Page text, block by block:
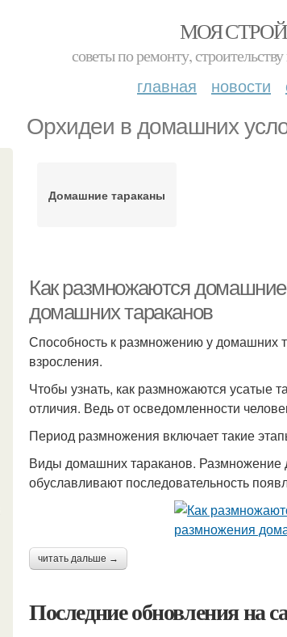
МОЯ
советы по ремонту,
главная новости
Орхидеи в домашних
Домашние тараканы
Как размножаются
домашних тараканов
Способность к размножению у домашних
взросления.
Чтобы узнать, как размножаются усатые
отличия. Ведь от осведомленности
Период размножения включает такие
Виды домашних тараканов. Размножение
обуславливают последовательность
читать дальше →
Последние обновления на